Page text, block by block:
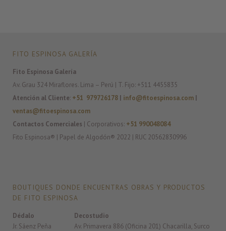
FITO ESPINOSA GALERÍA
Fito Espinosa Galería
Av. Grau 324 Miraflores. Lima – Perú | T. Fijo: +511 4455835
Atención al Cliente: +51 979726178 | info@fitoespinosa.com |
ventas@fitoespinosa.com
Contactos Comerciales | Corporativos: +51 990048084
Fito Espinosa® | Papel de Algodón® 2022 | RUC 20562830996
BOUTIQUES DONDE ENCUENTRAS OBRAS Y PRODUCTOS
DE FITO ESPINOSA
Dédalo
Jr. Sáenz Peña
Decostudio
Av. Primavera 886 (Oficina 201) Chacarilla, Surco